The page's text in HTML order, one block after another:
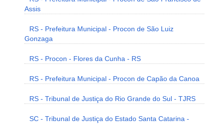
Assis
RS - Prefeitura Municipal - Procon de São Luiz
Gonzaga
RS - Procon - Flores da Cunha - RS
RS - Prefeitura Municipal - Procon de Capão da Canoa
RS - Tribunal de Justiça do Rio Grande do Sul - TJRS
SC - Tribunal de Justiça do Estado Santa Catarina -